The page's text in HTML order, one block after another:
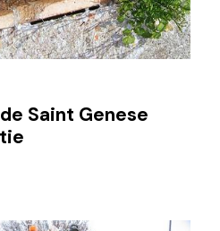
Saint Genese